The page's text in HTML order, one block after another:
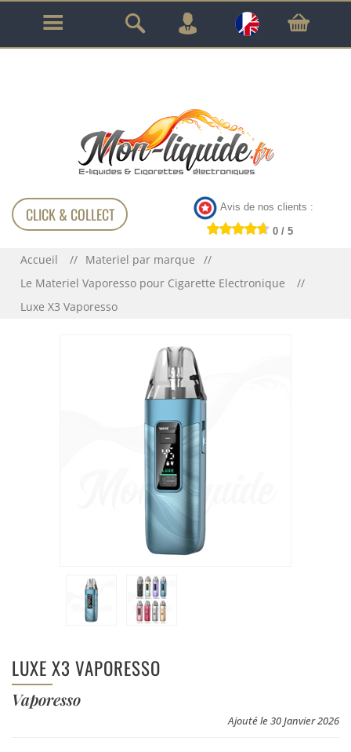
GARANTIE À VIE SUR TOUT LE MATÉRIEL
!!!
CLICK & COLLECT Avis de nos clients :
0 / 5
Accueil
Materiel par marque
Le Materiel Vaporesso pour Cigarette Electronique
Luxe X3 Vaporesso
LUXE X3 VAPORESSO
Vaporesso
Ajouté le 30 Janvier 2026